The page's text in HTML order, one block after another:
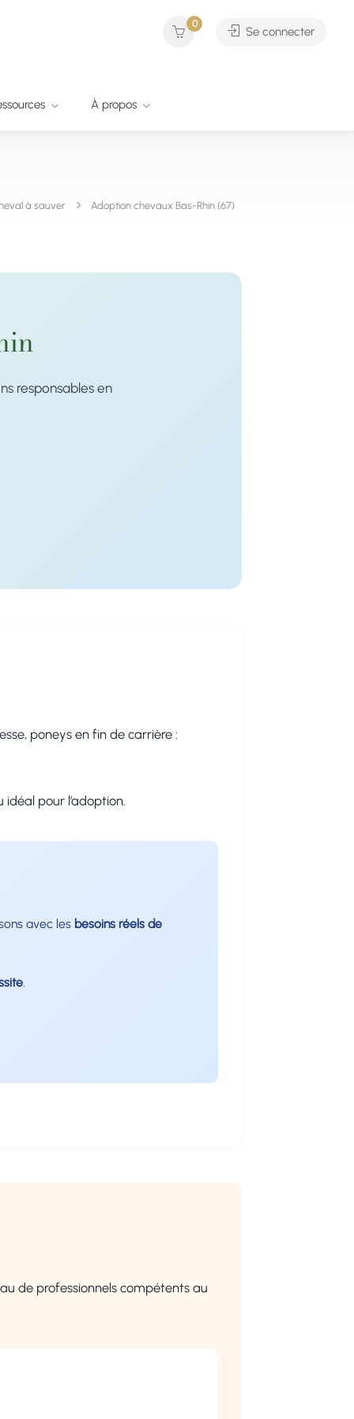
À propos
0
Se connecter
à sauver Adoption chevaux Bas-Rhin (67)
responsables en
poneys en fin de carrière :
pour l’adoption.
avec les besoins réels de
de professionnels compétents au